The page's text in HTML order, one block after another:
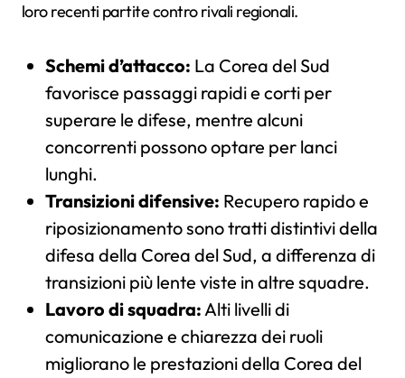
loro recenti partite contro rivali regionali.
Schemi d’attacco: La Corea del Sud
favorisce passaggi rapidi e corti per
superare le difese, mentre alcuni
concorrenti possono optare per lanci
lunghi.
Transizioni difensive: Recupero rapido e
riposizionamento sono tratti distintivi della
difesa della Corea del Sud, a differenza di
transizioni più lente viste in altre squadre.
Lavoro di squadra:Alti livelli di
comunicazione e chiarezza dei ruoli
migliorano le prestazioni della Corea del